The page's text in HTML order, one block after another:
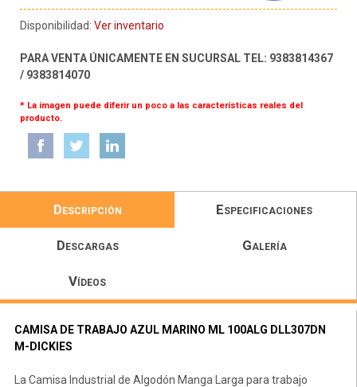
Disponibilidad: Ver inventario
PARA VENTA ÚNICAMENTE EN SUCURSAL TEL: 9383814367
/ 9383814070
* La imagen puede diferir un poco a las características reales del
producto.
Descripción Especificaciones
Descargas Galería
Vídeos
CAMISA DE TRABAJO AZUL MARINO ML 100ALG DLL307DN
M-DICKIES
La Camisa Industrial de Algodón Manga Larga para trabajo